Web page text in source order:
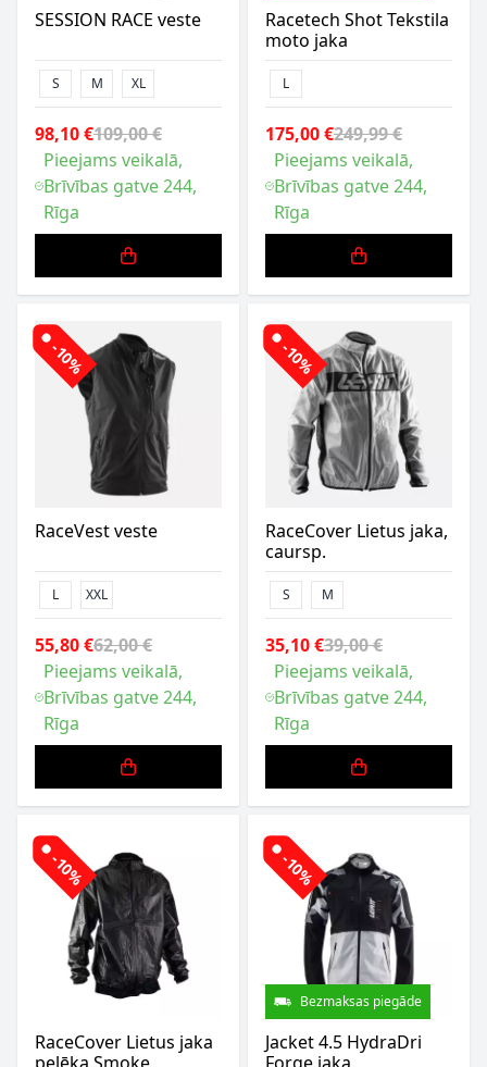
SESSION RACE veste
S M XL
98,10 €109,00 €
Pieejams veikalā,
Brīvības gatve 244,
Rīga
Racetech Shot Tekstila
moto jaka
L
175,00 €249,99 €
Pieejams veikalā,
Brīvības gatve 244,
Rīga
-10%
RaceVest veste
L XXL
55,80 €62,00 €
Pieejams veikalā,
Brīvības gatve 244,
Rīga
-10%
RaceCover Lietus jaka,
caursp.
S M
35,10 €39,00 €
Pieejams veikalā,
Brīvības gatve 244,
Rīga
-10%
RaceCover Lietus jaka
-10%
Bezmaksas piegāde
Jacket 4.5 HydraDri